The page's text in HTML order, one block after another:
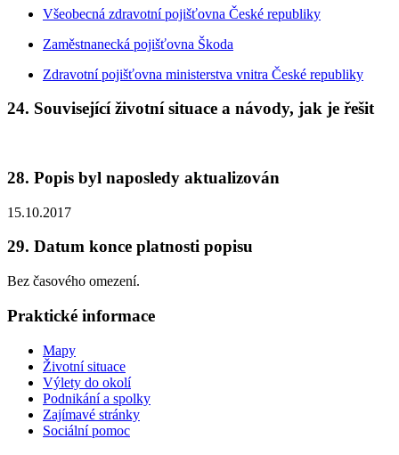
Všeobecná zdravotní pojišťovna České republiky
Zaměstnanecká pojišťovna Škoda
Zdravotní pojišťovna ministerstva vnitra České republiky
24. Související životní situace a návody, jak je řešit
28. Popis byl naposledy aktualizován
15.10.2017
29. Datum konce platnosti popisu
Bez časového omezení.
Praktické informace
Mapy
Životní situace
Výlety do okolí
Podnikání a spolky
Zajímavé stránky
Sociální pomoc